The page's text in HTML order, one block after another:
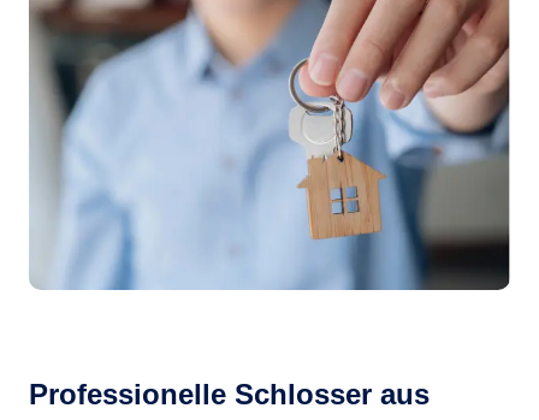
Professionelle Schlosser aus